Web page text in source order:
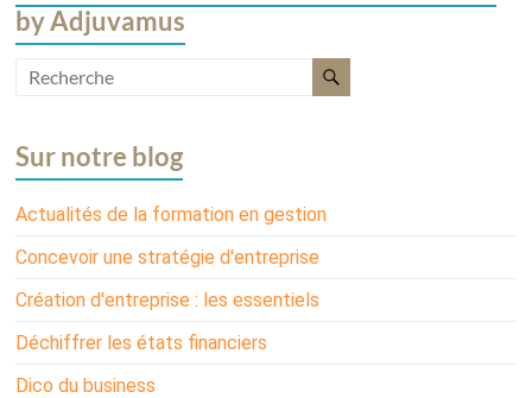
by Adjuvamus
Sur notre blog
Actualités de la formation en gestion
Concevoir une stratégie d'entreprise
Création d'entreprise : les essentiels
Déchiffrer les états financiers
Dico du business